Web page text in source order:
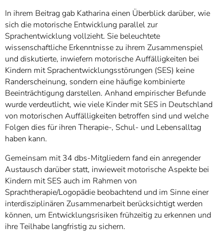
In ihrem Beitrag gab Katharina einen Überblick darüber, wie
sich die motorische Entwicklung parallel zur
Sprachentwicklung vollzieht. Sie beleuchtete
wissenschaftliche Erkenntnisse zu ihrem Zusammenspiel
und diskutierte, inwiefern motorische Auffälligkeiten bei
Kindern mit Sprachentwicklungsstörungen (SES) keine
Randerscheinung, sondern eine häufige kombinierte
Beeinträchtigung darstellen. Anhand empirischer Befunde
wurde verdeutlicht, wie viele Kinder mit SES in Deutschland
von motorischen Auffälligkeiten betroffen sind und welche
Folgen dies für ihren Therapie-, Schul- und Lebensalltag
haben kann.
Gemeinsam mit 34 dbs-Mitgliedern fand ein anregender
Austausch darüber statt, inwieweit motorische Aspekte bei
Kindern mit SES auch im Rahmen von
Sprachtherapie/Logopädie beobachtend und im Sinne einer
interdisziplinären Zusammenarbeit berücksichtigt werden
können, um Entwicklungsrisiken frühzeitig zu erkennen und
ihre Teilhabe langfristig zu sichern.